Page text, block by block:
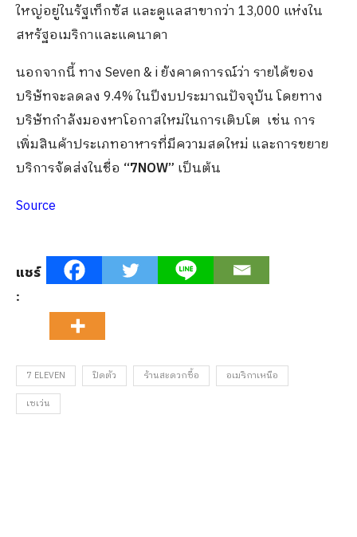
ใหญ่อยู่ในรัฐเท็กซัส และดูแลสาขากว่า 13,000 แห่งใน
สหรัฐอเมริกาและแคนาดา
นอกจากนี้ ทาง Seven & i ยังคาดการณ์ว่า รายได้ของ
บริษัทจะลดลง 9.4% ในปีงบประมาณปัจจุบัน โดยทาง
บริษัทกำลังมองหาโอกาสใหม่ในการเติบโต เช่น การ
เพิ่มสินค้าประเภทอาหารที่มีความสดใหม่ และการขยาย
บริการจัดส่งในชื่อ “7NOW” เป็นต้น
Source
แชร์
:
7 ELEVEN ปิดตัว ร้านสะดวกซื้อ
อเมริกาเหนือ
เซเว่น